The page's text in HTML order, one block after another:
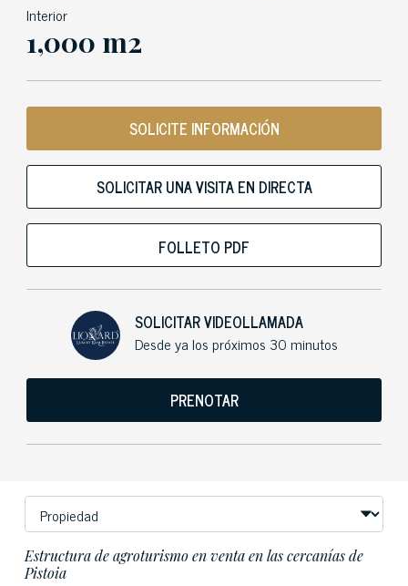
Interior
1,000 m2
SOLICITE INFORMACIÓN
SOLICITAR UNA VISITA EN DIRECTA
FOLLETO PDF
SOLICITAR VIDEOLLAMADA
Desde ya los próximos 30 minutos
PRENOTAR
Estructura de agroturismo en venta en las cercanías de
Pistoia